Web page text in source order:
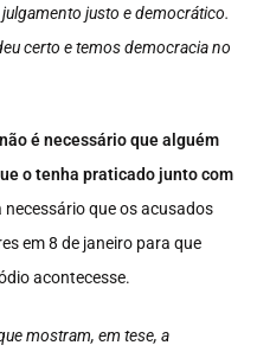
justo e democrático.
certo e temos democracia no
é necessário que alguém
o tenha praticado junto com
que os acusados
em 8 de janeiro para que
acontecesse.
mostram, em tese, a